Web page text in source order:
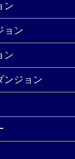
ン
ョン
ン
ンジョン